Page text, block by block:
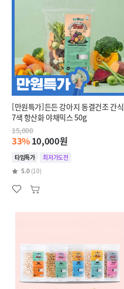
[만원특가]든든 강아지 동결건조 간식
7색 항산화 야채믹스 50g
15,000
33%10,000원
타임특가
최저가도전
5.0 (10)